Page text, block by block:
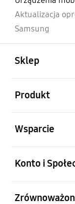
Aktualizacja
Samsung
Sklep
Produkt
Wsparcie
Konto i